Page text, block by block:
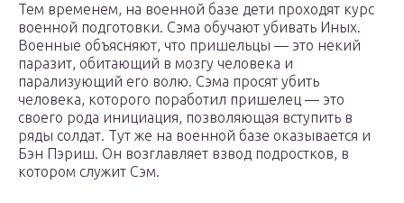
Тем временем, на военной базе дети проходят курс
военной подготовки. Сэма обучают убивать Иных.
Военные объясняют, что пришельцы — это некий
паразит, обитающий в мозгу человека и
парализующий его волю. Сэма просят убить
человека, которого поработил пришелец — это
своего рода инициация, позволяющая вступить в
ряды солдат. Тут же на военной базе оказывается и
Бэн Пэриш. Он возглавляет взвод подростков, в
котором служит Сэм.